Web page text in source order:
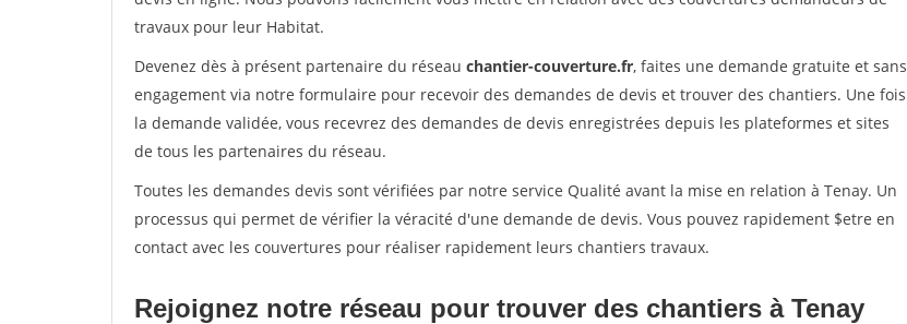
travaux pour leur Habitat.
Devenez dès à présent partenaire du réseau chantier-couverture.fr, faites une demande gratuite et sans
engagement via notre formulaire pour recevoir des demandes de devis et trouver des chantiers. Une fois
la demande validée, vous recevrez des demandes de devis enregistrées depuis les plateformes et sites
de tous les partenaires du réseau.
Toutes les demandes devis sont vérifiées par notre service Qualité avant la mise en relation à Tenay. Un
processus qui permet de vérifier la véracité d'une demande de devis. Vous pouvez rapidement $etre en
contact avec les couvertures pour réaliser rapidement leurs chantiers travaux.
Rejoignez notre réseau pour trouver des chantiers à Tenay